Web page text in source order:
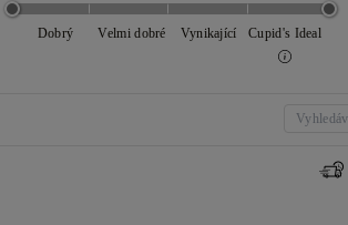
Dobrý Velmi dobré Vynikající Cupid's Ideal